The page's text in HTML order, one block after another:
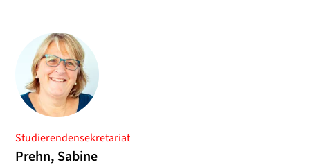
Studierendensekretariat
Prehn, Sabine